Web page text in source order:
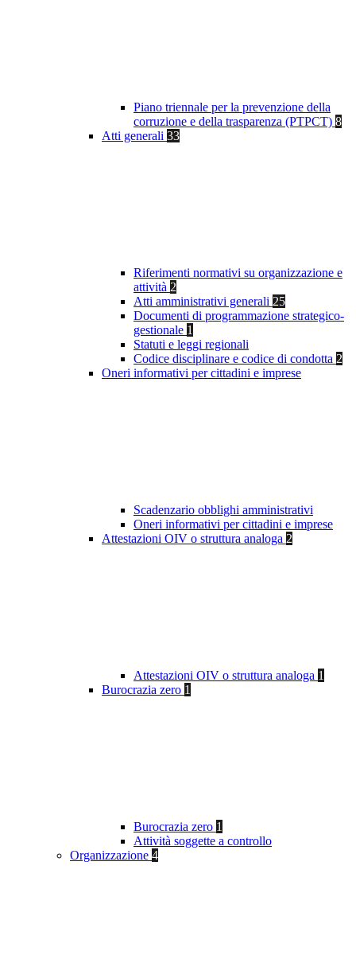
Piano triennale per la prevenzione della
corruzione e della trasparenza (PTPCT) 8
Atti generali 33
Riferimenti normativi su organizzazione e
attività 2
Atti amministrativi generali 25
Documenti di programmazione strategico-
gestionale 1
Statuti e leggi regionali
Codice disciplinare e codice di condotta 2
Oneri informativi per cittadini e imprese
Scadenzario obblighi amministrativi
Oneri informativi per cittadini e imprese
Attestazioni OIV o struttura analoga 2
Attestazioni OIV o struttura analoga 1
Burocrazia zero 1
Burocrazia zero 1
Attività soggette a controllo
Organizzazione 4